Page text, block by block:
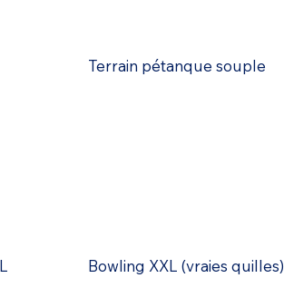
Terrain pétanque souple
Bowling XXL (vraies quilles)